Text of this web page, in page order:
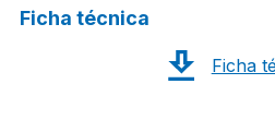
Armado:  Requiere armado.
Ficha técnica
Ficha